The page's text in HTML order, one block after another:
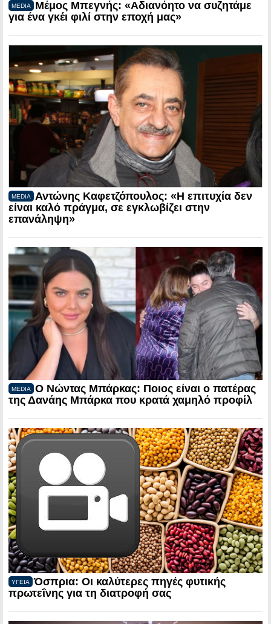
MEDIA
Μέμος Μπεγνής: «Αδιανόητο να συζητάμε
για ένα γκέι φιλί στην εποχή μας»
MEDIA
Αντώνης Καφετζόπουλος: «Η επιτυχία δεν
είναι καλό πράγμα, σε εγκλωβίζει στην
επανάληψη»
MEDIA
Ο Νώντας Μπάρκας: Ποιος είναι ο πατέρας
της Δανάης Μπάρκα που κρατά χαμηλό προφίλ
ΥΓΕΙΑ
Όσπρια: Οι καλύτερες πηγές φυτικής
πρωτεΐνης για τη διατροφή σας